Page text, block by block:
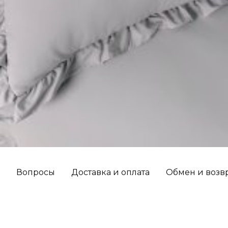
Вопросы Доставка и оплата Обмен и